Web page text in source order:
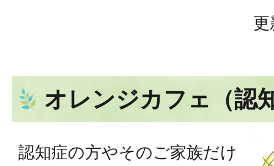
オレンジカフェ（認
認知症の方やそのご家族だけ